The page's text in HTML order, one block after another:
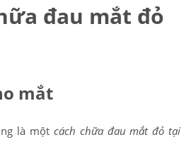
đau mắt đỏ
mắt
là một cách chữa đau mắt đỏ tại